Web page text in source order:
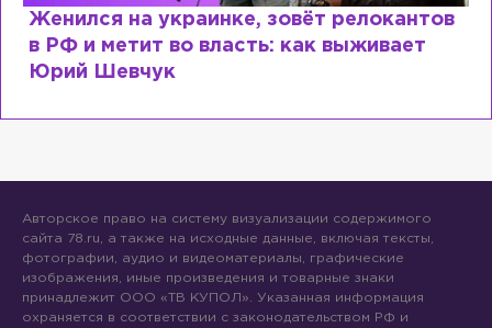
Женился на украинке, зовёт релокантов
в РФ и метит во власть: как выживает
Юрий Шевчук
Авторское право на систему визуализации содержимого
сайта 78.ru, а также на исходные данные, включая тексты,
фотографии, аудио и видеоматериалы, графические
изображения, иные произведения и товарные знаки
принадлежит ООО «ТВ КУПОЛ». Указанная информация
охраняется в соответствии с законодательством РФ и